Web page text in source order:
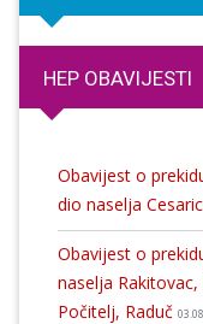
HEP OBAVIJESTI
Obavijest o
dio naselja
Obavijest o
naselja
Počitelj, Raduč